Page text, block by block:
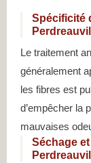
Spécificité
Le traitement
généralement
les fibres est
d’empêcher la
mauvaises
Séchage